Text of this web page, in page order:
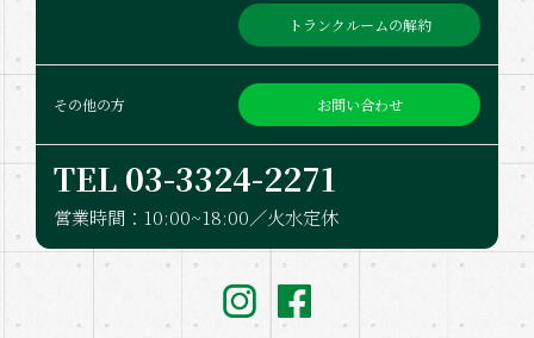
トランクルームの解約
その他の方 お問い合わせ
TEL 03-332​4-2271
営業時間：10:00~18:00／火水定休